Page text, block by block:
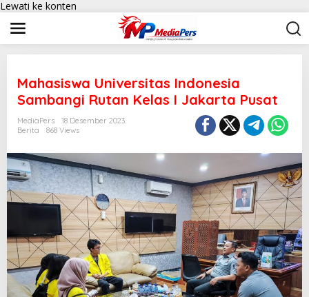
Lewati ke konten
Mahasiswa Universitas Indonesia
Sambangi Rutan Kelas I Jakarta Pusat
MediaPers
18 Desember 2023
Berita
868 Views